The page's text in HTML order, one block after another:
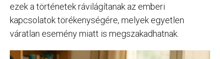
ezek a történetek rávilágítanak az emberi
kapcsolatok törékenységére, melyek egyetlen
váratlan esemény miatt is megszakadhatnak.